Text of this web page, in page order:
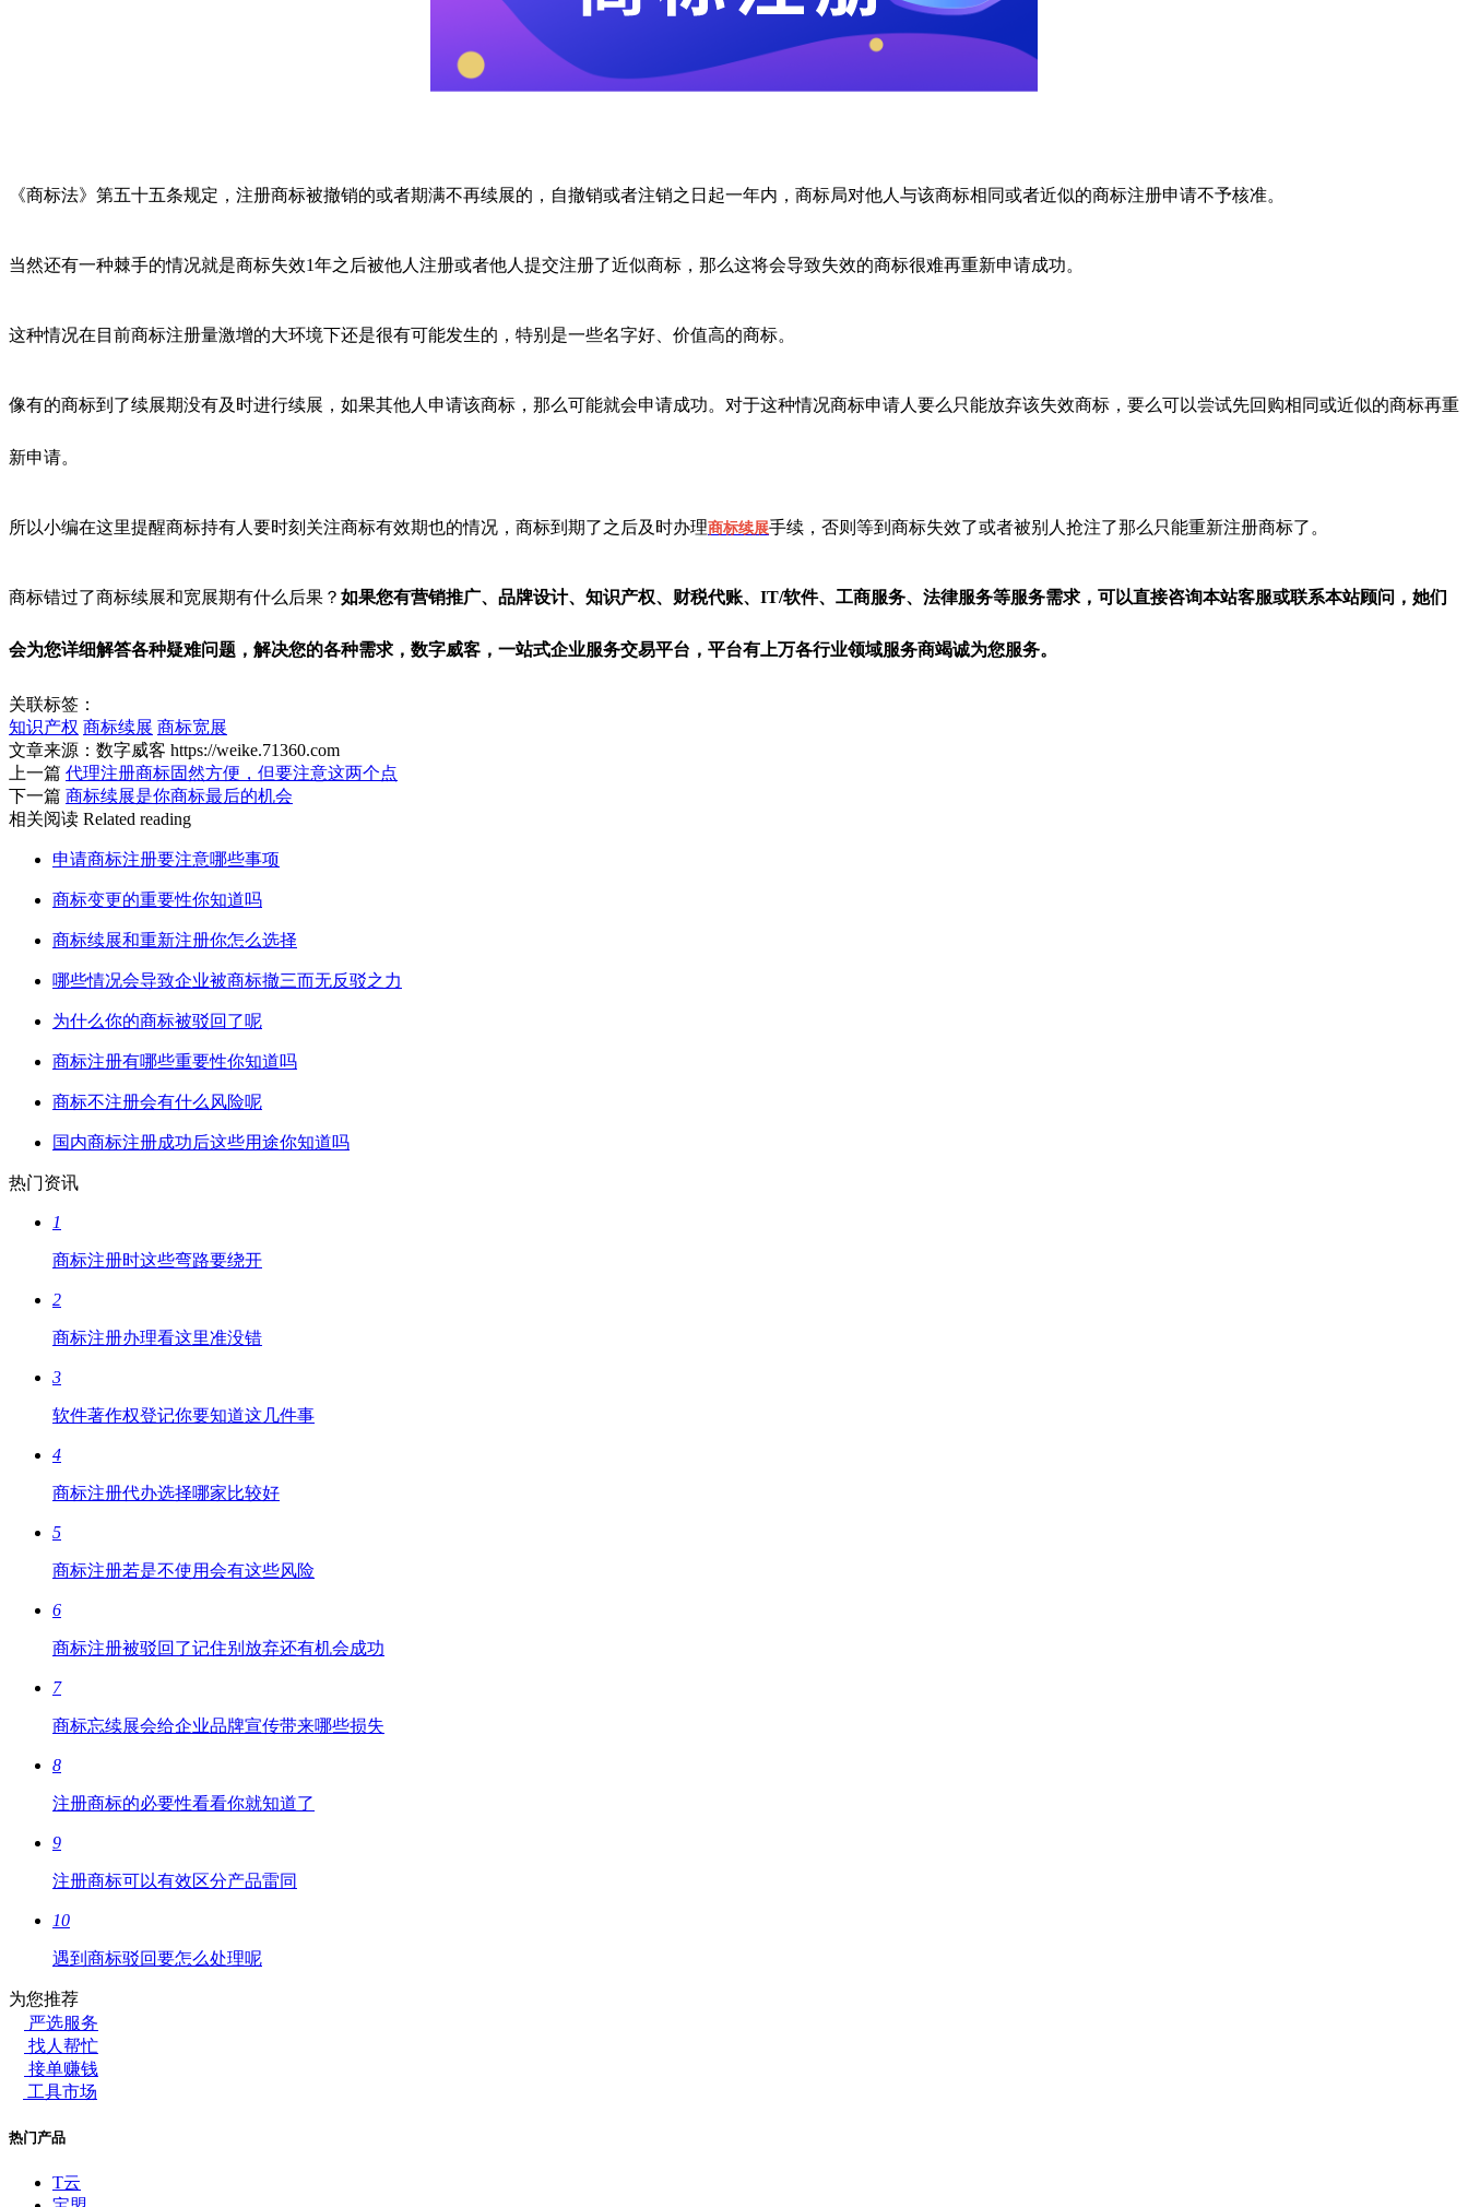
《商标法》第五十五条规定，注册商标被撤销的或者期满不再续展的，自撤销或者注销之日起一年内，商标局对他人与该商标相同或者近似的商标注册申请不予核准。
当然还有一种棘手的情况就是商标失效1年之后被他人注册或者他人提交注册了近似商标，那么这将会导致失效的商标很难再重新申请成功。
这种情况在目前商标注册量激增的大环境下还是很有可能发生的，特别是一些名字好、价值高的商标。
像有的商标到了续展期没有及时进行续展，如果其他人申请该商标，那么可能就会申请成功。对于这种情况商标申请人要么只能放弃该失效商标，要么可以尝试先回购相同或近似的商标再重
新申请。
所以小编在这里提醒商标持有人要时刻关注商标有效期也的情况，商标到期了之后及时办理商标续展手续，否则等到商标失效了或者被别人抢注了那么只能重新注册商标了。
商标错过了商标续展和宽展期有什么后果？ 如果您有营销推广、品牌设计、知识产权、财税代账、IT/软件、工商服务、法律服务等服务需求，可以直接咨询本站客服或联系本站顾问，她们
会为您详细解答各种疑难问题，解决您的各种需求，数字威客，一站式企业服务交易平台，平台有上万各行业领域服务商竭诚为您服务。
关联标签：
知识产权 商标续展 商标宽展
文章来源：数字威客 https://weike.71360.com
上一篇 代理注册商标固然方便，但要注意这两个点
下一篇 商标续展是你商标最后的机会
相关阅读 Related reading
申请商标注册要注意哪些事项
商标变更的重要性你知道吗
商标续展和重新注册你怎么选择
哪些情况会导致企业被商标撤三而无反驳之力
为什么你的商标被驳回了呢
商标注册有哪些重要性你知道吗
商标不注册会有什么风险呢
国内商标注册成功后这些用途你知道吗
热门资讯
1
商标注册时这些弯路要绕开
2
商标注册办理看这里准没错
3
软件著作权登记你要知道这几件事
4
商标注册代办选择哪家比较好
5
商标注册若是不使用会有这些风险
6
商标注册被驳回了记住别放弃还有机会成功
7
商标忘续展会给企业品牌宣传带来哪些损失
8
注册商标的必要性看看你就知道了
9
注册商标可以有效区分产品雷同
10
遇到商标驳回要怎么处理呢
为您推荐
严选服务
找人帮忙
接单赚钱
工具市场
热门产品
T云